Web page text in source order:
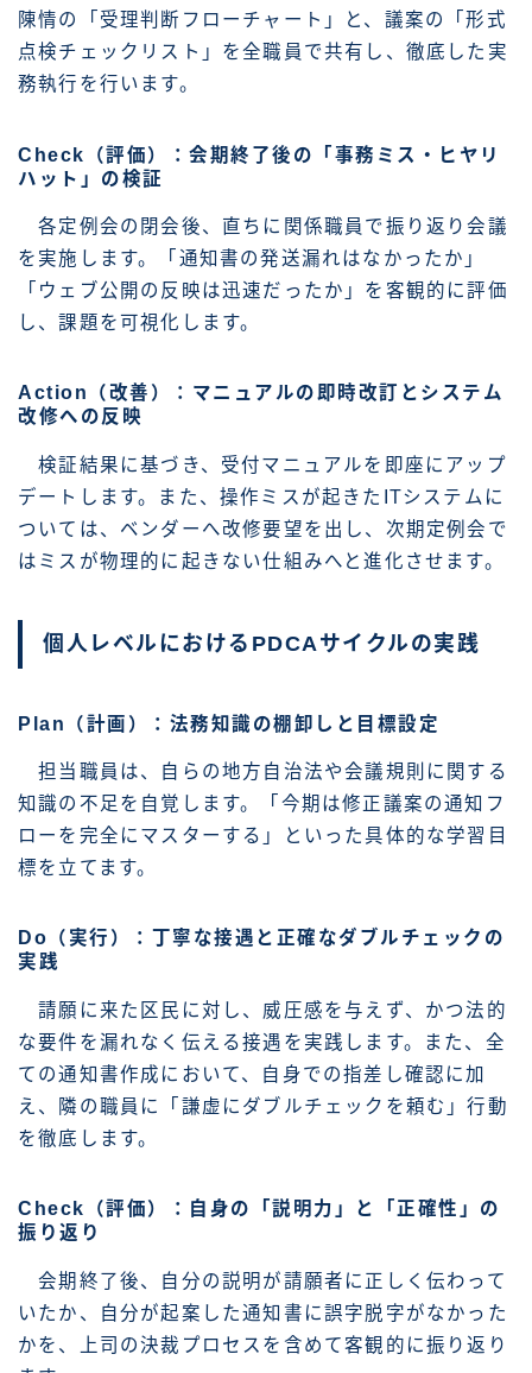
陳情の「受理判断フローチャート」と、議案の「形式
点検チェックリスト」を全職員で共有し、徹底した実
務執行を行います。
Check（評価）：会期終了後の「事務ミス・ヒヤリ
ハット」の検証
各定例会の閉会後、直ちに関係職員で振り返り会議
を実施します。「通知書の発送漏れはなかったか」
「ウェブ公開の反映は迅速だったか」を客観的に評価
し、課題を可視化します。
Action（改善）：マニュアルの即時改訂とシステム
改修への反映
検証結果に基づき、受付マニュアルを即座にアップ
デートします。また、操作ミスが起きたITシステムに
ついては、ベンダーへ改修要望を出し、次期定例会で
はミスが物理的に起きない仕組みへと進化させます。
個人レベルにおけるPDCAサイクルの実践
Plan（計画）：法務知識の棚卸しと目標設定
担当職員は、自らの地方自治法や会議規則に関する
知識の不足を自覚します。「今期は修正議案の通知フ
ローを完全にマスターする」といった具体的な学習目
標を立てます。
Do（実行）：丁寧な接遇と正確なダブルチェックの
実践
請願に来た区民に対し、威圧感を与えず、かつ法的
な要件を漏れなく伝える接遇を実践します。また、全
ての通知書作成において、自身での指差し確認に加
え、隣の職員に「謙虚にダブルチェックを頼む」行動
を徹底します。
Check（評価）：自身の「説明力」と「正確性」の
振り返り
会期終了後、自分の説明が請願者に正しく伝わって
いたか、自分が起案した通知書に誤字脱字がなかった
かを、上司の決裁プロセスを含めて客観的に振り返り